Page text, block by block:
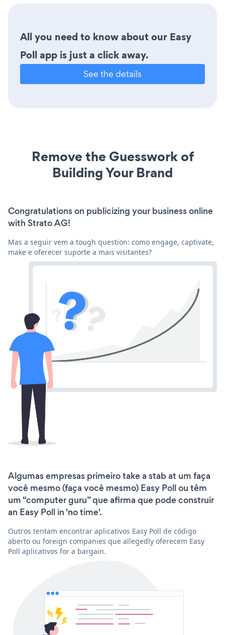
All you need to know about our Easy
Poll app is just a click away.
See the details
Remove the Guesswork of
Building Your Brand
Congratulations on publicizing your business online
with Strato AG!
Mas a seguir vem a tough question: como engage, captivate,
make e oferecer suporte a mais visitantes?
Algumas empresas primeiro take a stab at um faça
você mesmo (faça você mesmo) Easy Poll ou têm
um “computer guru” que afirma que pode construir
an Easy Poll in 'no time'.
Outros tentam encontrar aplicativos Easy Poll de código
aberto ou foreign companies que allegedly oferecem Easy
Poll aplicativos for a bargain.